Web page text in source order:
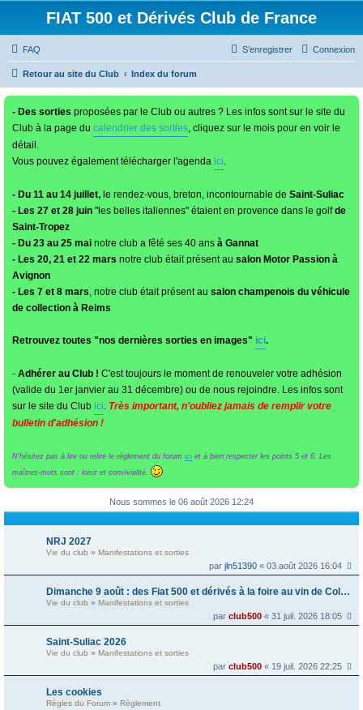
FIAT 500 et Dérivés Club de France
FAQ Connexion
S’enregistrer
Retour au site du Club Index du forum
- Des sorties proposées par le Club ou autres ? Les infos sont sur le site du
Club à la page du calendrier des sorties, cliquez sur le mois pour en voir le
détail.
Vous pouvez également télécharger l'agenda ici.
- Du 11 au 14 juillet, le rendez-vous, breton, incontournable de Saint-Suliac
- Les 27 et 28 juin "les belles italiennes" étaient en provence dans le golfde
Saint-Tropez
- Du 23 au 25 mai notre club a fêté ses 40 ans à Gannat
- Les 20, 21 et 22 mars notre club était présent au salon Motor Passion à
Avignon
- Les 7 et 8 mars, notre club était présent au salon champenois du véhicule
de collection à Reims
Retrouvez toutes "nos dernières sorties en images" ici.
- Adhérer au Club ! C'est toujours le moment de renouveler votre adhésion
(valide du 1er janvier au 31 décembre) ou de nous rejoindre. Les infos sont
sur le site du Club ici. Très important, n'oubliez jamais de remplir votre
bulletin d'adhésion !
N'hésitez pas à lire ou relire le règlement du forum ici et à bien respecter les points 5 et 6. Les
maîtres-mots sont : loisir et convivialité.
Nous sommes le 06 août 2026 12:24
NRJ 2027
Vie du club » Manifestations et sorties
parjln51390 « 03 août 2026 16:04
Dimanche 9 août : des Fiat 500 et dérivés à la foire au vin de Colmar
Vie du club » Manifestations et sorties
parclub500 « 31 juil. 2026 18:05
Saint-Suliac 2026
Vie du club » Manifestations et sorties
parclub500 « 19 juil. 2026 22:25
Les cookies
Règles du Forum » Règlement